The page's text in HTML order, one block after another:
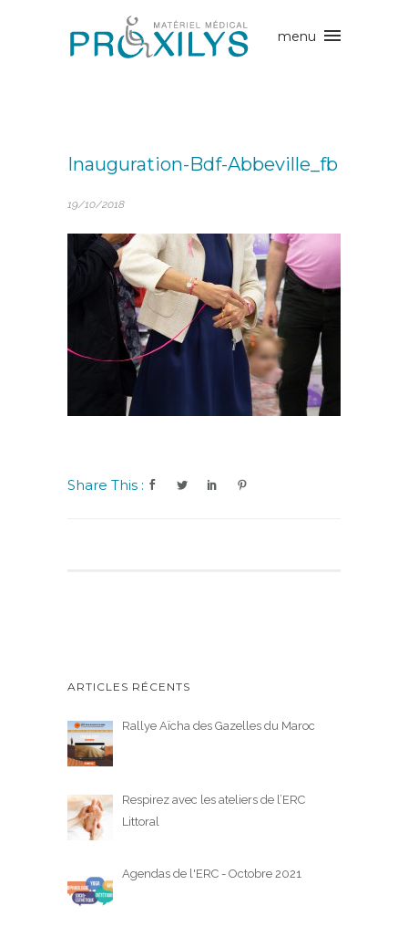
Inauguration-Bdf-Abbeville_fb
19/10/2018
Share This :
ARTICLES RÉCENTS
Rallye Aïcha des Gazelles du Maroc
Respirez avec les ateliers de l’ERC
Littoral
Agendas de l'ERC - Octobre 2021